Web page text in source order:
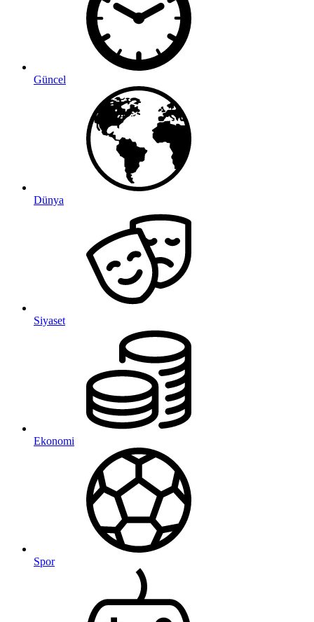
Güncel
Dünya
Siyaset
Ekonomi
Spor